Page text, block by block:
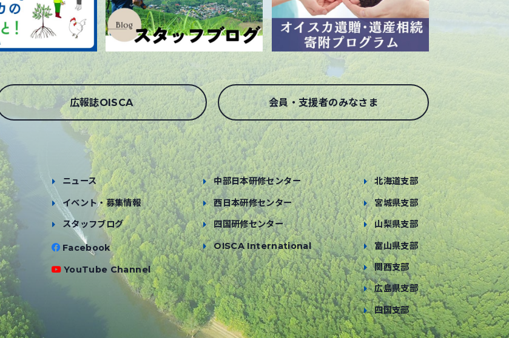
広報誌OISCA 会員・支援者のみなさま
ニュース
イベント・募集情報
スタッフブログ
Facebook
YouTube Channel
中部日本研修センター
西日本研修センター
四国研修センター
OISCA International
北海道支部
宮城県支部
山梨県支部
富山県支部
関西支部
広島県支部
四国支部